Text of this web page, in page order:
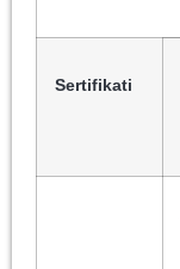
Sertifikati